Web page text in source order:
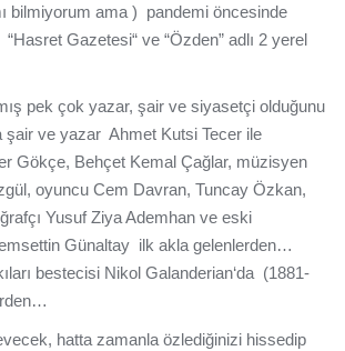
bilmiyorum ama ) pandemi öncesinde
Gazetesi“ ve “Özden” adlı 2 yerel
pek çok yazar, şair ve siyasetçi olduğunu
şair ve yazar Ahmet Kutsi Tecer ile
Gökçe, Behçet Kemal Çağlar, müzisyen
oyuncu Cem Davran, Tuncay Özkan,
Yusuf Ziya Ademhan ve eski
Günaltay ilk akla gelenlerden…
bestecisi Nikol Galanderian‘da (1881-
hatta zamanla özlediğinizi hissedip